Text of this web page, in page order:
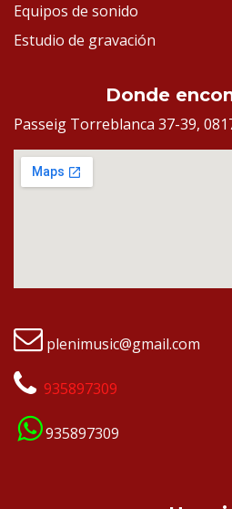
Equipos de sonido
Estudio de gravación
Donde
Passeig Torreblanca 37-39,
plenimusic@gmail.com
935897309
935897309